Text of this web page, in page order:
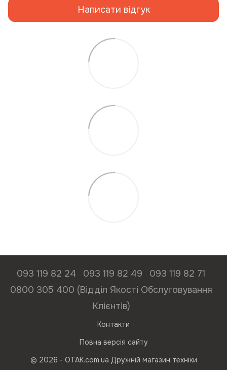
Написати відгук
093 119 82 24 093 119 82 49
093 119 82 71
0800 305 400 (Відділ Якості Обслуговування
Клієнтів)
Контакти
Повна версія сайту
© 2026 - ОТАК.com.ua Дружній магазин техніки